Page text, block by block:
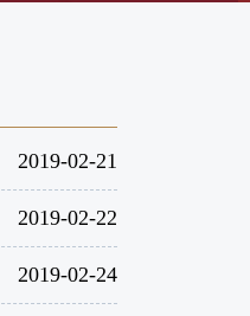
2019-02-21
2019-02-22
2019-02-24